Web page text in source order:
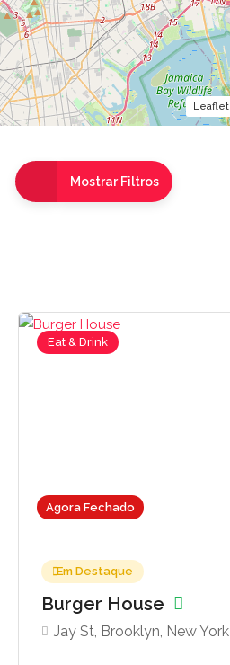
Mostrar Filtros
Agora Fechado
Eat & Drink
Em Destaque
Burger House
Jay St, Brooklyn, New York
Leaflet